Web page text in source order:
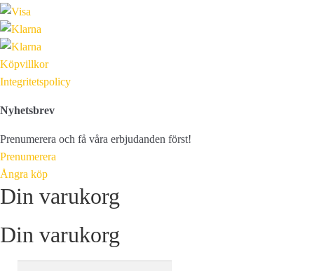
Köpvillkor
Integritetspolicy
Nyhetsbrev
Prenumerera och få våra erbjudanden först!
Prenumerera
Ångra köp
Din varukorg
Din varukorg